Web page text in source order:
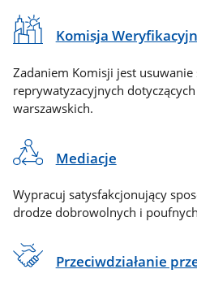
Komisja
Zadaniem Komisji jest
reprywatyzacyjnych
warszawskich.
Mediacje
Wypracuj satysfakcjonujący
drodze dobrowolnych i
Przeciwdziałanie